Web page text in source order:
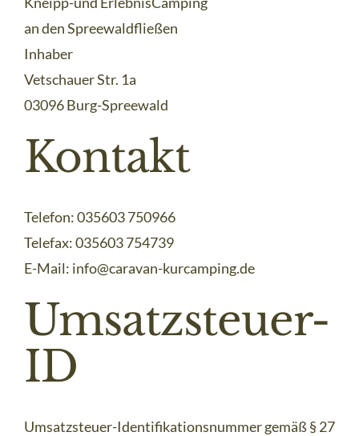
an den Spreewaldfließen
Inhaber
Vetschauer Str. 1a
03096 Burg-Spreewald
Kontakt
Telefon: 035603 750966
Telefax: 035603 754739
E-Mail: info@caravan-kurcamping.de
Umsatzsteuer-
ID
Umsatzsteuer-Identifikationsnummer gemäß § 27